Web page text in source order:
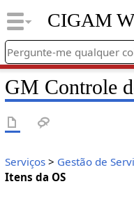
CIGAM
GM Controle
Serviços> Gestão de
Itens da OS